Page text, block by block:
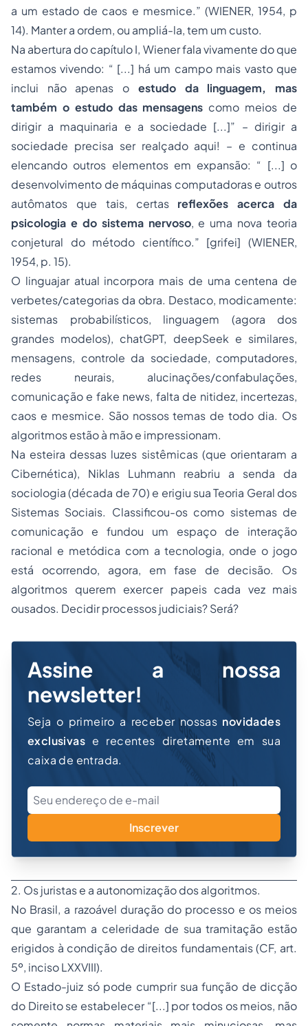
a um estado de caos e mesmice.” (WIENER, 1954, p
14). Manter a ordem, ou ampliá-la, tem um custo.
Na abertura do capítulo I, Wiener fala vivamente do que
estamos vivendo: “ [...] há um campo mais vasto que
inclui não apenas o estudo da linguagem, mas
também o estudo das mensagens como meios de
dirigir a maquinaria e a sociedade [...]” – dirigir a
sociedade precisa ser realçado aqui! – e continua
elencando outros elementos em expansão: “ [...] o
desenvolvimento de máquinas computadoras e outros
autômatos que tais, certas reflexões acerca da
psicologia e do sistema nervoso, e uma nova teoria
conjetural do método científico.” [grifei] (WIENER,
1954, p. 15).
O linguajar atual incorpora mais de uma centena de
verbetes/categorias da obra. Destaco, modicamente:
sistemas probabilísticos, linguagem (agora dos
grandes modelos), chatGPT, deepSeek e similares,
mensagens, controle da sociedade, computadores,
redes neurais, alucinações/confabulações,
comunicação e fake news, falta de nitidez, incertezas,
caos e mesmice. São nossos temas de todo dia. Os
algoritmos estão à mão e impressionam.
Na esteira dessas luzes sistêmicas (que orientaram a
Cibernética), Niklas Luhmann reabriu a senda da
sociologia (década de 70) e erigiu sua Teoria Geral dos
Sistemas Sociais. Classificou-os como sistemas de
comunicação e fundou um espaço de interação
racional e metódica com a tecnologia, onde o jogo
está ocorrendo, agora, em fase de decisão. Os
algoritmos querem exercer papeis cada vez mais
ousados. Decidir processos judiciais? Será?
Assine a nossa
newsletter!
Seja o primeiro a receber nossas novidades
exclusivas e recentes diretamente em sua
caixa de entrada.
Inscrever
2. Os juristas e a autonomização dos algoritmos.
No Brasil, a razoável duração do processo e os meios
que garantam a celeridade de sua tramitação estão
erigidos à condição de direitos fundamentais (CF, art.
5º, inciso LXXVIII).
O Estado-juiz só pode cumprir sua função de dicção
do Direito se estabelecer “[...] por todos os meios, não